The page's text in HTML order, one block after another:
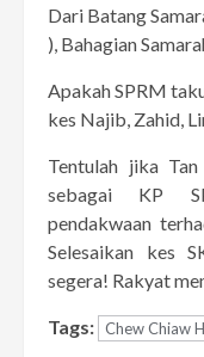
Dari Batang
), Bahagian
Apakah SPRM
kes Najib, Zahid,
Tentulah jika
sebagai KP
pendakwaan
Selesaikan kes
segera! Rakyat
Tags: Chew Chiaw